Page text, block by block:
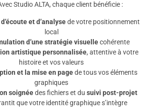
Studio ALTA, chaque client bénéficie :
et d’analysede votre positionnement
local
d’une stratégie visuellecohérente
artistique personnalisée, attentive à votre
histoire et vos valeurs
et la mise en pagede tous vos éléments
graphiques
soignéedes fichiers et du suivi post-projet
que votre identité graphique s’intègre